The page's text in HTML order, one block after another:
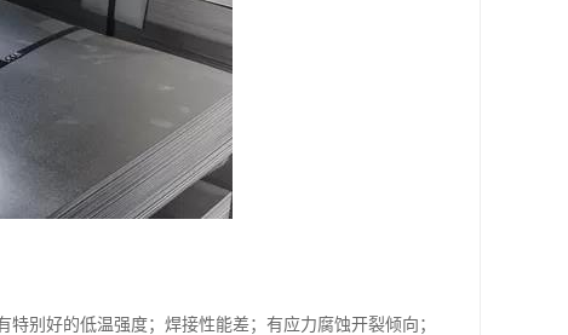
别好的低温强度；焊接性能差；有应力腐蚀开裂倾向；